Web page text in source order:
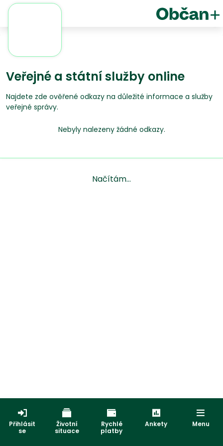
Přihlásit
se
Životní
situace
Rychlé
platby
Ankety Menu
Veřejné a státní služby online
Najdete zde ověřené odkazy na důležité informace a služby
veřejné správy.
Nebyly nalezeny žádné odkazy.
Načítám...